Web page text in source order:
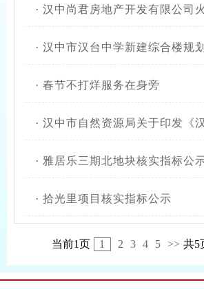
· 汉中尚君房地产开发有限公司火车站北广场安置楼规划
· 汉中市汉台中学新建综合楼规划条件
· 春节不打烊服务在身旁
· 汉中市自然资源局关于印发《汉中市建设工程规划许可豁免项目清
· 雅居乐三期北地块核实指标公
· 拾光里项目核实指标公示
当前1页 1 2 3 4 5 >> 共5